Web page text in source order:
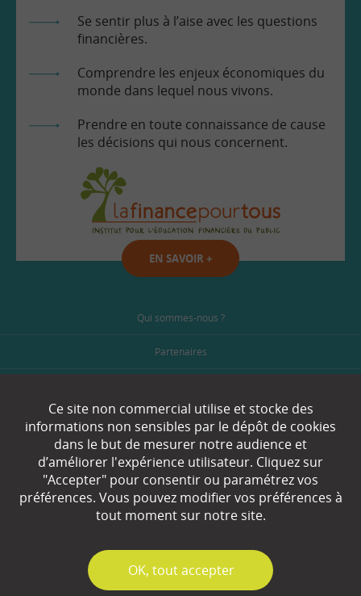
Se sentir plus à l’aise avec les questions
financières.
Comprendre les enjeux économiques du
monde dans lequel nous vivons.
Prendre en toute connaissance de cause
les décisions qui nous concernent.
EN SAVOIR +
Qui sommes-nous ?
Partenaires
Plan du site
Mentions légales
Gestion des cookies
Ce site non commercial utilise et stocke des
informations non sensibles par le dépôt de cookies
dans le but de mesurer notre audience et
d’améliorer l'expérience utilisateur. Cliquez sur
"Accepter" pour consentir ou paramétrez vos
préférences. Vous pouvez modifier vos préférences à
tout moment sur notre site.
✓
OK, tout accepter